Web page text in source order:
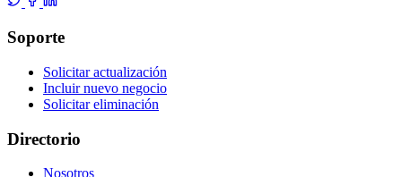
Soporte
Solicitar actualización
Incluir nuevo negocio
Solicitar eliminación
Directorio
Nosotros